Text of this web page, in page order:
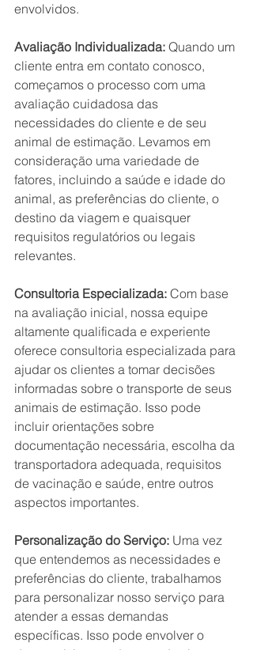
envolvidos.
Avaliação Individualizada: Quando um
cliente entra em contato conosco,
começamos o processo com uma
avaliação cuidadosa das
necessidades do cliente e de seu
animal de estimação. Levamos em
consideração uma variedade de
fatores, incluindo a saúde e idade do
animal, as preferências do cliente, o
destino da viagem e quaisquer
requisitos regulatórios ou legais
relevantes.
Consultoria Especializada: Com base
na avaliação inicial, nossa equipe
altamente qualificada e experiente
oferece consultoria especializada para
ajudar os clientes a tomar decisões
informadas sobre o transporte de seus
animais de estimação. Isso pode
incluir orientações sobre
documentação necessária, escolha da
transportadora adequada, requisitos
de vacinação e saúde, entre outros
aspectos importantes.
Personalização do Serviço: Uma vez
que entendemos as necessidades e
preferências do cliente, trabalhamos
para personalizar nosso serviço para
atender a essas demandas
específicas. Isso pode envolver o